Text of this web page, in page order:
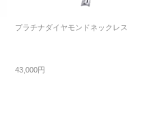
プラチナダイヤモンドネックレス
43,000円